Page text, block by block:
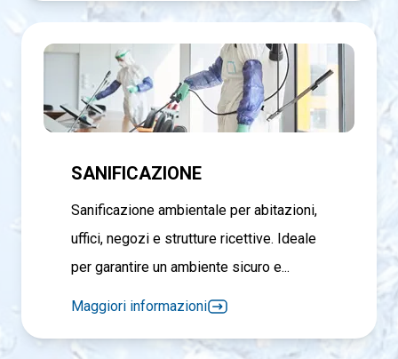
SANIFICAZIONE
Sanificazione ambientale per abitazioni,
uffici, negozi e strutture ricettive. Ideale
per garantire un ambiente sicuro e...
Maggiori informazioni